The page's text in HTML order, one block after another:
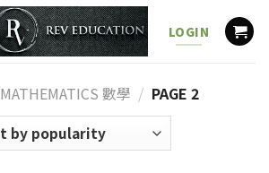
LOGIN
MATHEMATICS 數學 / PAGE 2